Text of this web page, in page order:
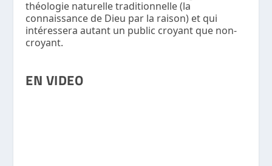
théologie naturelle traditionnelle (la
connaissance de Dieu par la raison) et qui
intéressera autant un public croyant que non-
croyant.
EN VIDEO